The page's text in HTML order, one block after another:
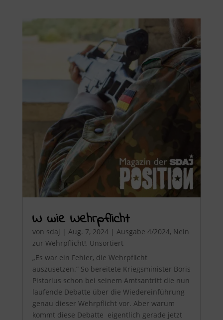
W wie Wehrpflicht
von sdaj | Aug. 7, 2024| Ausgabe 4/2024, Nein
zur Wehrpflicht!, Unsortiert
„Es war ein Fehler, die Wehrpflicht
auszusetzen.“ So bereitete Kriegsminister Boris
Pistorius schon bei seinem Amtsantritt die nun
laufende Debatte über die Wiedereinführung
genau dieser Wehrpflicht vor. Aber warum
kommt diese Debatte eigentlich gerade jetzt